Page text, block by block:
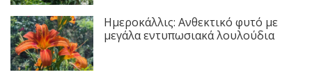
Ημεροκάλλις: Ανθεκτικό φυτό με
μεγάλα εντυπωσιακά λουλούδια